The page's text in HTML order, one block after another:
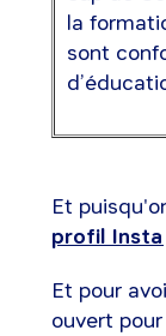
la
sont
Et
profil
Et pour
ouvert